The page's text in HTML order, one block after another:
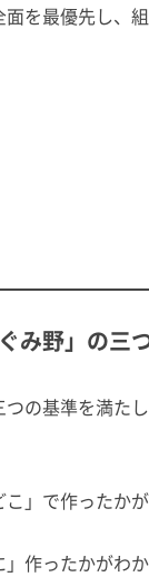
を最優先し、
み野」の三
の基準を満たし
」で作ったかが
作ったかがわか